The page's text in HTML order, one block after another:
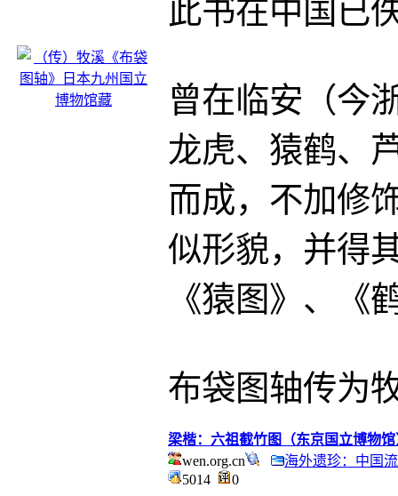
此书在中国已
曾在临安（今
龙虎、猿鹤、
而成，不加修
似形貌，并得
《猿图》、《
布袋图轴传为
梁楷：六祖截竹图（东京国立博物馆
wen.org.cn
海外遗珍：中国
5014
0